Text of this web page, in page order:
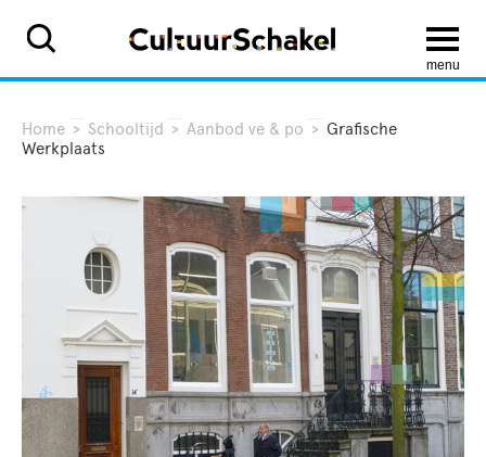
menu
Home > Schooltijd > Aanbod ve & po > Grafische
Werkplaats